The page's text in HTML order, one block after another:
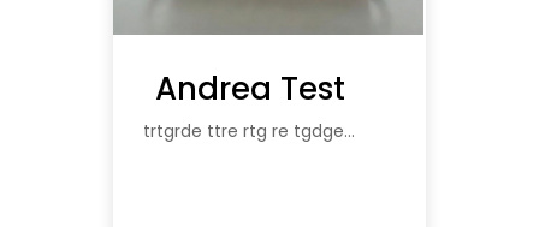
Andrea Test
trtgrde ttre rtg re tgdge...